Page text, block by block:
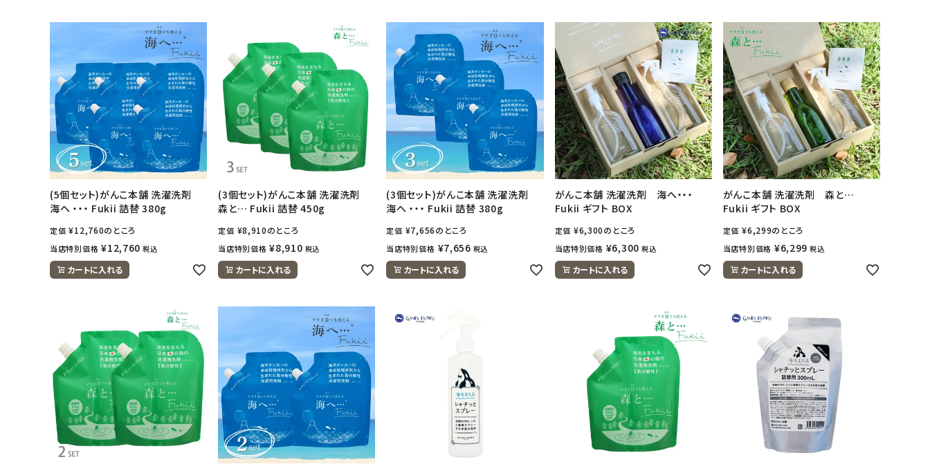
ナチュラムーン
エコリュクス
エコメイト
ナチュラプラス
アルマウィン
コラム・スタッフのおすすめ
アカウント情報
ようこそ ゲスト 様
ログイン person 会員登録
(5個セット)がんこ本舗 洗濯洗剤
海へ ・・・ Fukii 詰替 380g
定価 ¥12,760のところ
当店特別価格 ¥12,760 税込
カートに入れる
(3個セット)がんこ本舗 洗濯洗剤
森と… Fukii 詰替 450g
定価 ¥8,910のところ
当店特別価格 ¥8,910 税込
カートに入れる
(3個セット)がんこ本舗 洗濯洗剤
海へ ・・・ Fukii 詰替 380g
定価 ¥7,656のところ
当店特別価格 ¥7,656 税込
カートに入れる
がんこ本舗 洗濯洗剤 海へ・・・
Fukii ギフト BOX
定価 ¥6,300のところ
当店特別価格 ¥6,300 税込
カートに入れる
がんこ本舗 洗濯洗剤 森と…
Fukii ギフト BOX
定価 ¥6,299のところ
当店特別価格 ¥6,299 税込
カートに入れる